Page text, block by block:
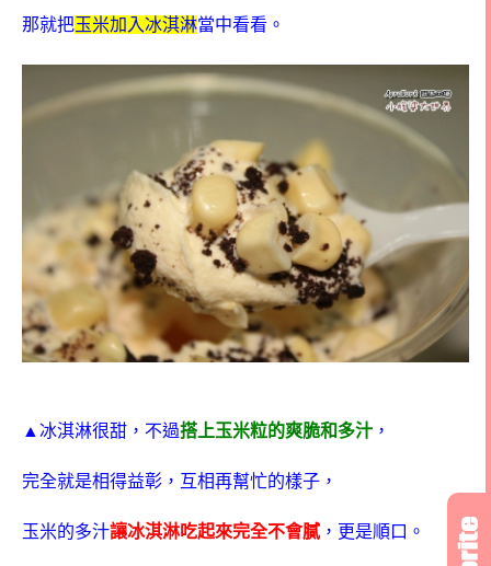
那就把玉米加入冰淇淋當中看看。
▲ 冰淇淋很甜，不過搭上玉米粒的爽脆和多汁 ，
完全就是相得益彰，互相再幫忙的樣子，
玉米的多汁讓冰淇淋吃起來完全不會膩，更是順口。